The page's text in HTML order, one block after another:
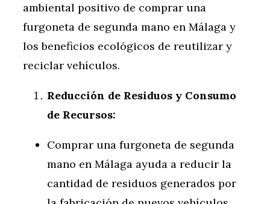
ambiental positivo de comprar una
furgoneta de segunda mano en Málaga y
los beneficios ecológicos de reutilizar y
reciclar vehículos.
Reducción de Residuos y Consumo
de Recursos:
Comprar una furgoneta de segunda
mano en Málaga ayuda a reducir la
cantidad de residuos generados por